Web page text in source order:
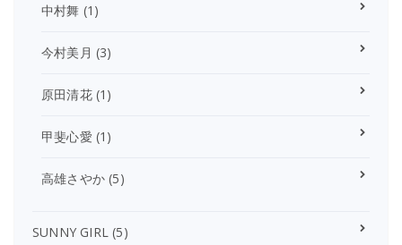
中村舞 (1)
今村美月 (3)
原田清花(1)
甲斐心愛 (1)
高雄さやか (5)
SUNNY GIRL (5)